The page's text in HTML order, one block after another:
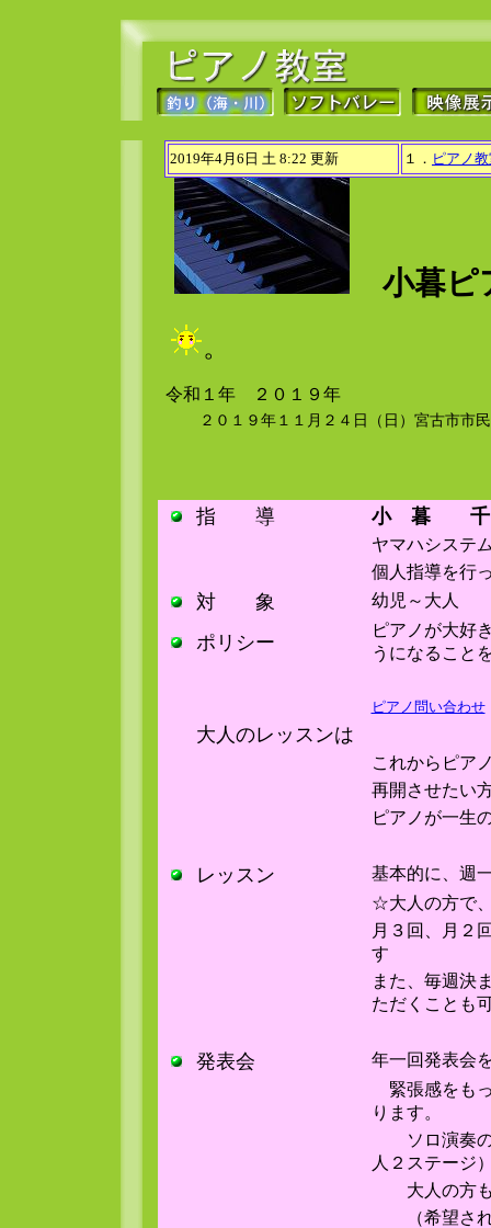
2019年4月6日 土 8:22 更新 １． ピアノ
小暮ピ
。
令和１年 ２０１９年
２０１９年１１月２４日（日）宮古市市
指 導 小 暮
ヤマハシステ
個人指導を行
対 象 幼児～大人
ポリシー
ピアノが大好
うになるこ
ピアノ問い合わせ
大人のレッスンは
これからピア
再開させたい
ピアノが一生
レッスン
基本的に、週
☆大人の方で
月３回、月２
す
また、毎週決
ただくことも
発表会
年一回発表会
緊張感をも
ります。
ソロ演奏の
人２ステー
大人の方も
（希望され